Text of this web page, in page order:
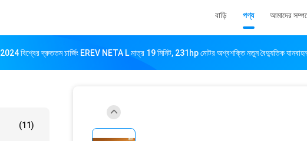
বাড়ি পণ্য আমাদের
2024 বিশ্বের দ্রুততম চার্জিং EREV NETA L মাত্র 19 মিনিট, 231hp মোটর অশ্বশক্তি নতুন বৈদ্যুতিক
(11)